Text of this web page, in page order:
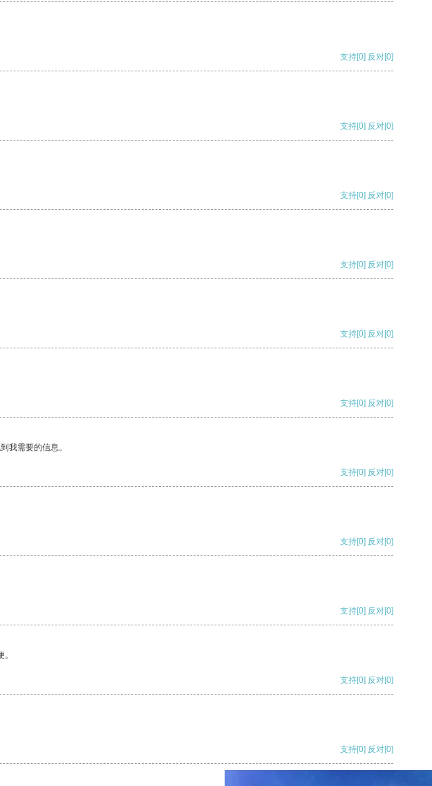
支持[0] 反对[0]
支持[0] 反对[0]
支持[0] 反对[0]
支持[0] 反对[0]
支持[0] 反对[0]
支持[0] 反对[0]
我需要的信息。
支持[0] 反对[0]
支持[0] 反对[0]
支持[0] 反对[0]
支持[0] 反对[0]
支持[0] 反对[0]